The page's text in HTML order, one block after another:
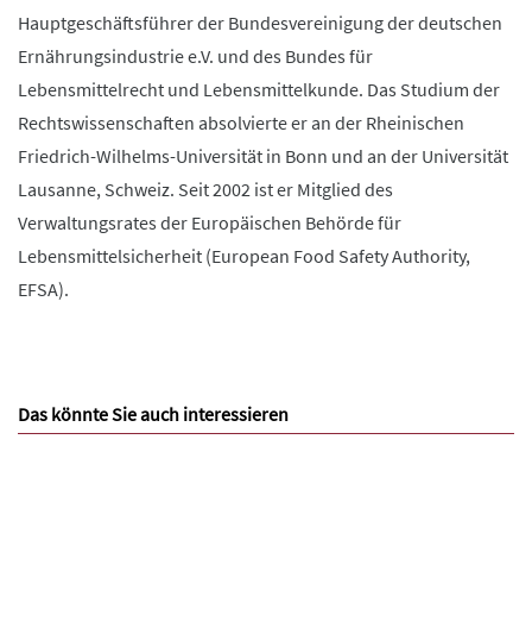
Hauptgeschäftsführer der Bundesvereinigung der deutschen
Ernährungsindustrie e.V. und des Bundes für
Lebensmittelrecht und Lebensmittelkunde. Das Studium der
Rechtswissenschaften absolvierte er an der Rheinischen
Friedrich-Wilhelms-Universität in Bonn und an der Universität
Lausanne, Schweiz. Seit 2002 ist er Mitglied des
Verwaltungsrates der Europäischen Behörde für
Lebensmittelsicherheit (European Food Safety Authority,
EFSA).
Das könnte Sie auch interessieren